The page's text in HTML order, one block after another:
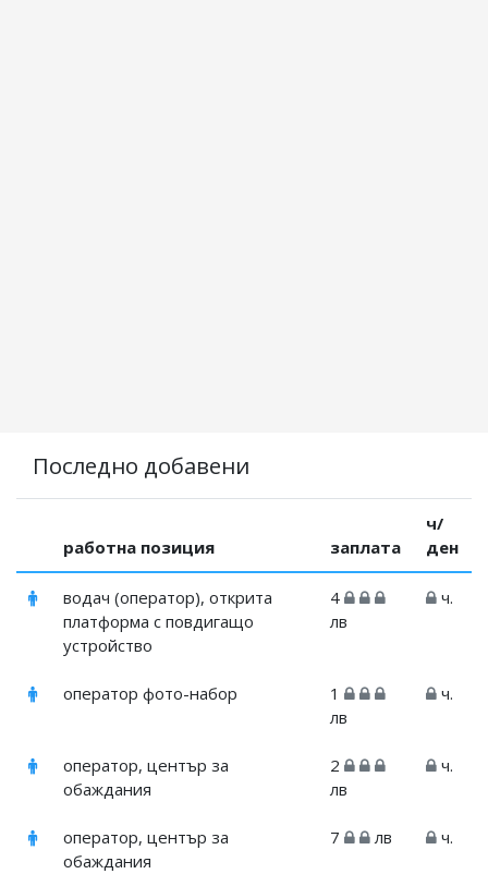
Последно добавени
работна позиция заплата
ч/
ден
водач (оператор), открита
платформа с повдигащо
устройство
4
лв
ч.
оператор фото-набор
1
лв
ч.
оператор, център за
обаждания
2
лв
ч.
оператор, център за
обаждания
7 лв ч.